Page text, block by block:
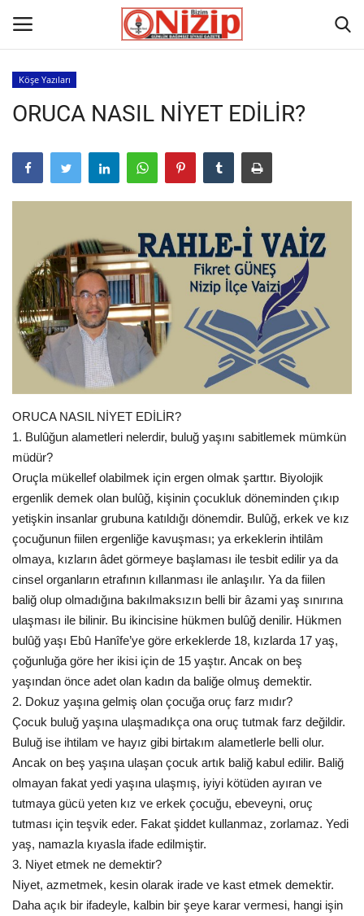
Ana
GÜNDEM
Ulusalhaber
Siyaset
Ekonomi
SAĞLIK
EĞİTİM
Resmiilan
Gaziantep..
Köşe Yazıları
ORUCA NASIL NİYET EDİLİR?
ORUCA NASIL NİYET EDİLİR?
1. Bulûğun alametleri nelerdir, buluğ yaşını sabitlemek mümkün
müdür?
Oruçla mükellef olabilmek için ergen olmak şarttır. Biyolojik
ergenlik demek olan bulûğ, kişinin çocukluk döneminden çıkıp
yetişkin insanlar grubuna katıldığı dönemdir. Bulûğ, erkek ve kız
çocuğunun fiilen ergenliğe kavuşması; ya erkeklerin ihtilâm
olmaya, kızların âdet görmeye başlaması ile tesbit edilir ya da
cinsel organların etrafının kıllanması ile anlaşılır. Ya da fiilen
baliğ olup olmadığına bakılmaksızın belli bir âzami yaş sınırına
ulaşması ile bilinir. Bu ikincisine hükmen bulûğ denilir. Hükmen
bulûğ yaşı Ebû Hanîfe’ye göre erkeklerde 18, kızlarda 17 yaş,
çoğunluğa göre her ikisi için de 15 yaştır. Ancak on beş
yaşından önce adet olan kadın da baliğe olmuş demektir.
2. Dokuz yaşına gelmiş olan çocuğa oruç farz mıdır?
Çocuk buluğ yaşına ulaşmadıkça ona oruç tutmak farz değildir.
Buluğ ise ihtilam ve hayız gibi birtakım alametlerle belli olur.
Ancak on beş yaşına ulaşan çocuk artık baliğ kabul edilir. Baliğ
olmayan fakat yedi yaşına ulaşmış, iyiyi kötüden ayıran ve
tutmaya gücü yeten kız ve erkek çocuğu, ebeveyni, oruç
tutması için teşvik eder. Fakat şiddet kullanmaz, zorlamaz. Yedi
yaş, namazla kıyasla ifade edilmiştir.
3. Niyet etmek ne demektir?
Niyet, azmetmek, kesin olarak irade ve kast etmek demektir.
Daha açık bir ifadeyle, kalbin bir şeye karar vermesi, hangi işin